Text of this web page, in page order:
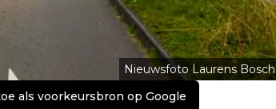
Nieuwsfoto Laurens Bosch
als voorkeursbron op Google